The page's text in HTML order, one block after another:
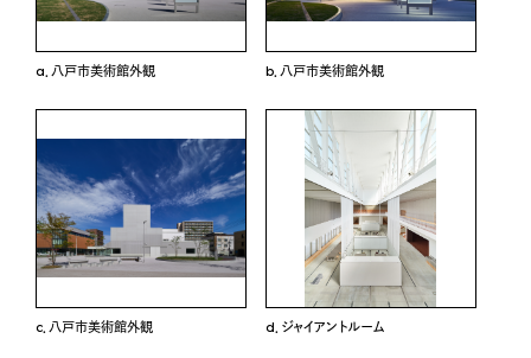
a．八戸市美術館外観 b．八戸市美術館外観
c．八戸市美術館外観 d．ジャイアントルーム